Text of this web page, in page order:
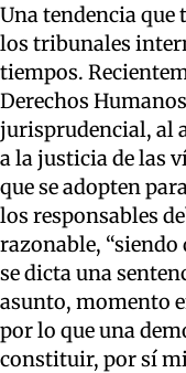
Una tendencia que
los tribunales
tiempos.
Derechos
jurisprudencial, al
a la justicia de las
que se adopten
los responsables
razonable, “siendo
se dicta una
asunto, momento
por lo que una
constituir, por sí